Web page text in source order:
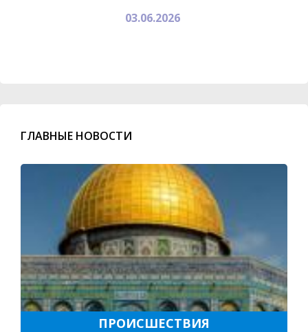
03.06.2026
ГЛАВНЫЕ НОВОСТИ
ПРОИСШЕСТВИЯ